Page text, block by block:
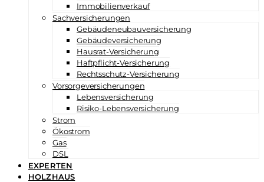
Immobilienverkauf
Sachversicherungen
Gebäudeneubauversicherung
Gebäudeversicherung
Hausrat-Versicherung
Haftpflicht-Versicherung
Rechtsschutz-Versicherung
Vorsorgeversicherungen
Lebensversicherung
Risiko-Lebensversicherung
Strom
Ökostrom
Gas
DSL
EXPERTEN
HOLZHAUS